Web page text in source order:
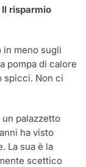
Il risparmio
in meno sugli
pompa di calore
spicci. Non ci
palazzetto
ha visto
La sua è la
scettico